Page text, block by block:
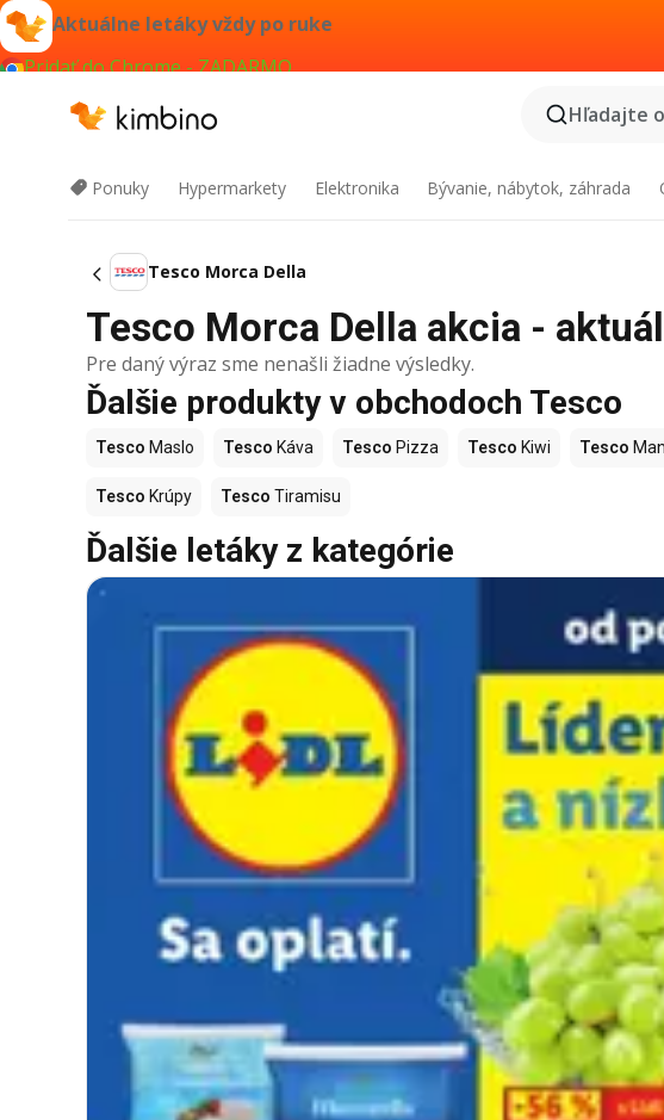
Aktuálne letáky vždy po ruke
Pridať do Chrome - ZADARMO
Hľadajte
Ponuky Hypermarkety Elektronika Bývanie, nábytok, záhrada
Tesco Morca Della
Tesco Morca Della akcia -
Pre daný výraz sme nenašli žiadne výsledky.
Ďalšie produkty v obchodoch Tesco
Tesco Maslo Tesco Káva Tesco Pizza Tesco Kiwi Tesco
Tesco Krúpy Tesco Tiramisu
Ďalšie letáky z kategórie